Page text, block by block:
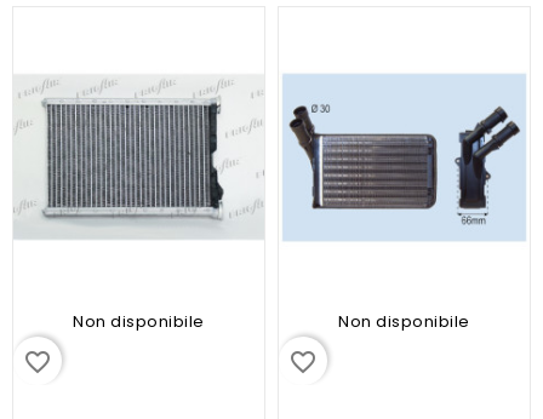
Non disponibile
favorite_border
Non disponibile
favorite_border